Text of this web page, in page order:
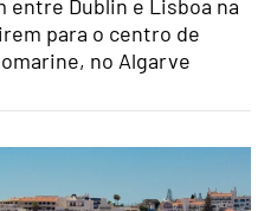
entre Dublin e Lisboa na
para o centro de
no Algarve